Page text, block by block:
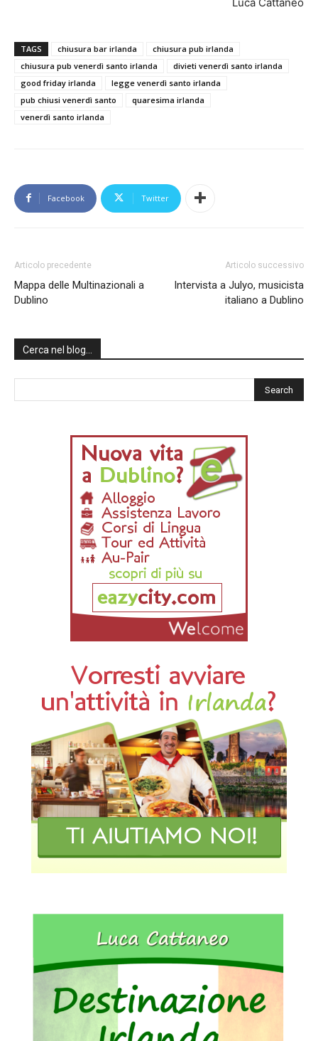
TAGS chiusura bar irlanda
chiusura pub irlanda
chiusura pub venerdì santo irlanda
divieti venerdì santo irlanda
good friday irlanda
legge venerdì santo irlanda
pub chiusi venerdì santo
quaresima irlanda
venerdì santo irlanda
Facebook Twitter
Articolo precedente
Mappa delle Multinazionali a
Dublino
Articolo successivo
Intervista a Julyo, musicista
italiano a Dublino
Cerca nel blog…